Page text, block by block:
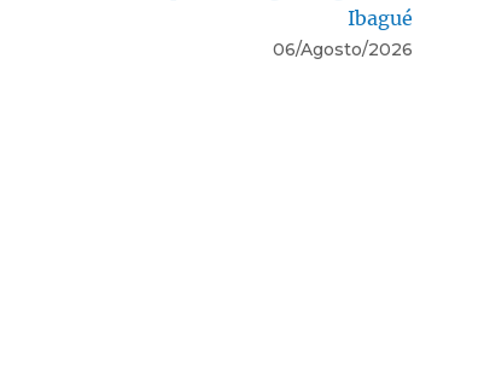
Ibagué
06/Agosto/2026